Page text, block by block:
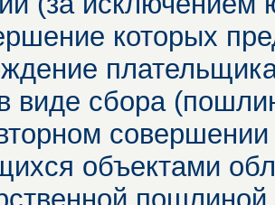
которых
виде сбора
объектами